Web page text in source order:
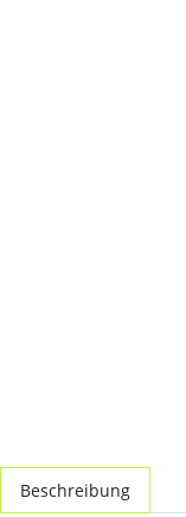
Beschreibung